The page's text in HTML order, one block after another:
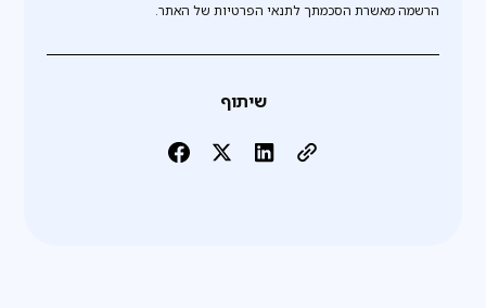
הרשמה מאשרת הסכמתך לתנאי הפרטיות של האתר.
שיתוף